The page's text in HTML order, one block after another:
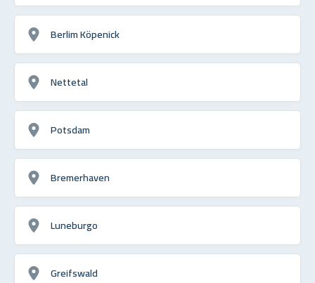
Berlim Köpenick
Nettetal
Potsdam
Bremerhaven
Luneburgo
Greifswald